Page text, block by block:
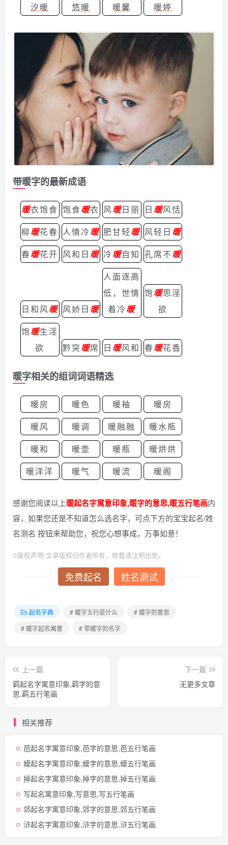
汐暖
悠暖 暖馨 暖婷
带暖字的最新成语
暖衣饱食 饱食暖衣 风暖日丽 日 暖风恬
柳暖花春 人情冷暖 肥甘轻暖 风轻日 暖
春暖花开 风和日 暖 冷暖自知 孔席不暖
日和风暖 风娇日 暖
人面逐高
低，世情
着冷暖
饱暖思淫
欲
饱暖生淫
欲
黔突暖席 日 暖风和 春暖花香
暖字相关的组词词语精选
暖房 暖色 暖袖
暖房
暖风
暖调 暖融融
暖水瓶
暖和
暖壶 暖瓶
暖烘烘
暖洋洋
暖气 暖流 暖阁
感谢您阅读以上暖起名字寓意印象,暖字的意思,暖五行笔画内
容，如果您还是不知道怎么选名字，可点下方的宝宝起名/姓
名测名 按钮来帮助您，祝您心想事成，万事如意！
©版权声明:文章版权归作者所有，转载请注明出处。
免费起名 姓名测试
起名字典 # 暖字五行是什么
# 暖字的意思
# 暖字起名寓意
# 带暖字的名字
上一篇
羁起名字寓意印象,羁字的意
思,羁五行笔画
下一篇
无更多文章
相关推荐
芭起名字寓意印象,芭字的意思,芭五行笔画
蟆起名字寓意印象,蟆字的意思,蟆五行笔画
掉起名字寓意印象,掉字的意思,掉五行笔画
写起名寓意印象,写意思,写五行笔画
郊起名字寓意印象,郊字的意思,郊五行笔画
浒起名字寓意印象,浒字的意思,浒五行笔画